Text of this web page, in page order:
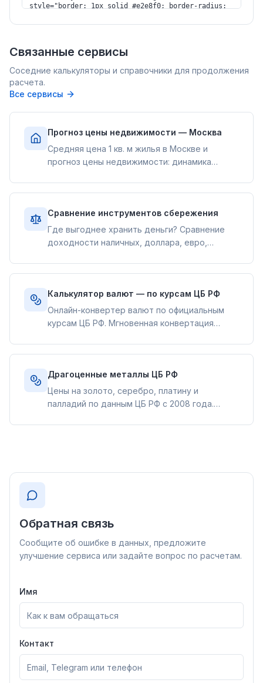
Связанные сервисы
Соседние калькуляторы и справочники для продолжения
расчета.
Все сервисы
Прогноз цены недвижимости — Москва
Средняя цена 1 кв. м жилья в Москве и
прогноз цены недвижимости: динамика
Сравнение инструментов сбережения
Где выгоднее хранить деньги? Сравнение
доходности наличных, доллара, евро,
Калькулятор валют — по курсам ЦБ РФ
Онлайн-конвертер валют по официальным
курсам ЦБ РФ. Мгновенная конвертация
Драгоценные металлы ЦБ РФ
Цены на золото, серебро, платину и
палладий по данным ЦБ РФ с 2008 года.
Обратная связь
Сообщите об ошибке в данных, предложите
улучшение сервиса или задайте вопрос по расчетам.
Имя
Контакт